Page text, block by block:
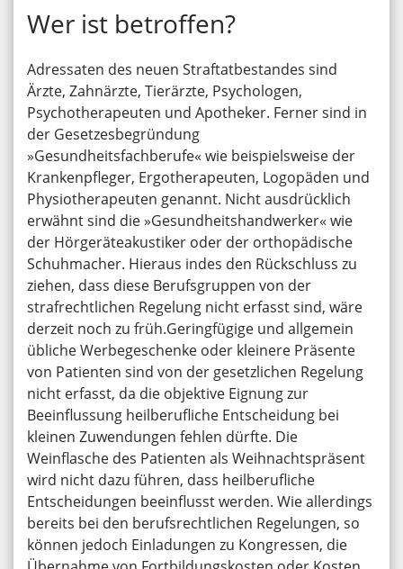
Wer ist betroffen?
Adressaten des neuen Straftatbestandes sind
Ärzte, Zahnärzte, Tierärzte, Psychologen,
Psychotherapeuten und Apotheker. Ferner sind in
der Gesetzesbegründung
»Gesundheitsfachberufe« wie beispielsweise der
Krankenpfleger, Ergotherapeuten, Logopäden und
Physiotherapeuten genannt. Nicht ausdrücklich
erwähnt sind die »Gesundheitshandwerker« wie
der Hörgeräteakustiker oder der orthopädische
Schuhmacher. Hieraus indes den Rückschluss zu
ziehen, dass diese Berufsgruppen von der
strafrechtlichen Regelung nicht erfasst sind, wäre
derzeit noch zu früh.Geringfügige und allgemein
übliche Werbegeschenke oder kleinere Präsente
von Patienten sind von der gesetzlichen Regelung
nicht erfasst, da die objektive Eignung zur
Beeinflussung heilberufliche Entscheidung bei
kleinen Zuwendungen fehlen dürfte. Die
Weinflasche des Patienten als Weihnachtspräsent
wird nicht dazu führen, dass heilberufliche
Entscheidungen beeinflusst werden. Wie allerdings
bereits bei den berufsrechtlichen Regelungen, so
können jedoch Einladungen zu Kongressen, die